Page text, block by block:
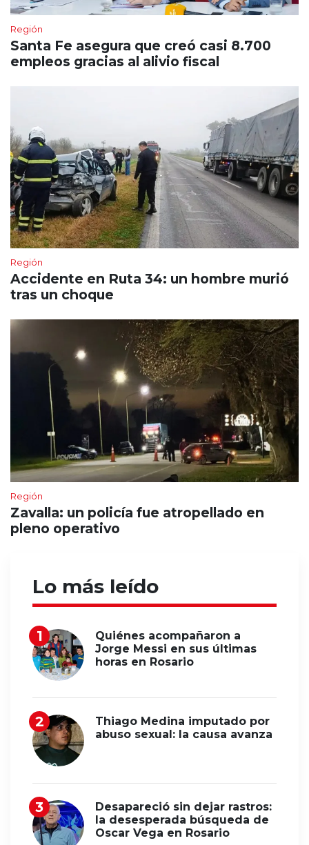
Región
Santa Fe asegura que creó casi 8.700
empleos gracias al alivio fiscal
Región
Accidente en Ruta 34: un hombre murió
tras un choque
Región
Zavalla: un policía fue atropellado en
pleno operativo
Lo más leído
Quiénes acompañaron a
Jorge Messi en sus últimas
horas en Rosario
Thiago Medina imputado por
abuso sexual: la causa avanza
Desapareció sin dejar rastros:
la desesperada búsqueda de
Oscar Vega en Rosario